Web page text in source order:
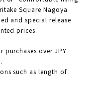
Square Nagoya
and special release
prices.
purchases over JPY
such as length of